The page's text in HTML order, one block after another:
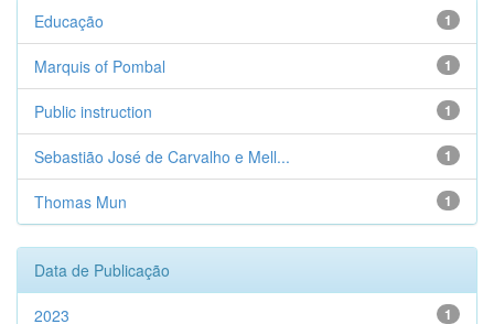
1
Educação
1
Marquis of Pombal
1
Public instruction
1
Sebastião José de Carvalho e Mell...
1
Thomas Mun
Data de Publicação
1
2023